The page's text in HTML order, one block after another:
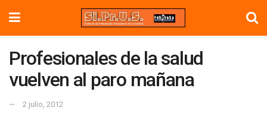
Profesionales de la salud
vuelven al paro mañana
2 julio, 2012